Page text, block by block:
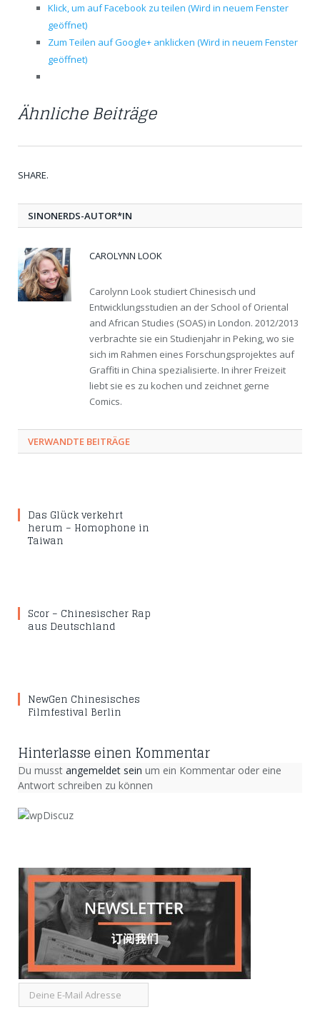
Klick, um auf Facebook zu teilen (Wird in neuem Fenster
geöffnet)
Zum Teilen auf Google+ anklicken (Wird in neuem Fenster
geöffnet)
Ähnliche Beiträge
SHARE.
SINONERDS-AUTOR*IN
CAROLYNN LOOK
Carolynn Look studiert Chinesisch und
Entwicklungsstudien an der School of Oriental
and African Studies (SOAS) in London. 2012/2013
verbrachte sie ein Studienjahr in Peking, wo sie
sich im Rahmen eines Forschungsprojektes auf
Graffiti in China spezialisierte. In ihrer Freizeit
liebt sie es zu kochen und zeichnet gerne
Comics.
VERWANDTE BEITRÄGE
Das Glück verkehrt
herum – Homophone in
Taiwan
Scor – Chinesischer Rap
aus Deutschland
NewGen Chinesisches
Filmfestival Berlin
Hinterlasse einen Kommentar
Du musst angemeldet sein um ein Kommentar oder eine
Antwort schreiben zu können